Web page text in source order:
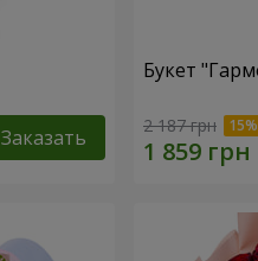
Заказать
Букет
2 187 грн